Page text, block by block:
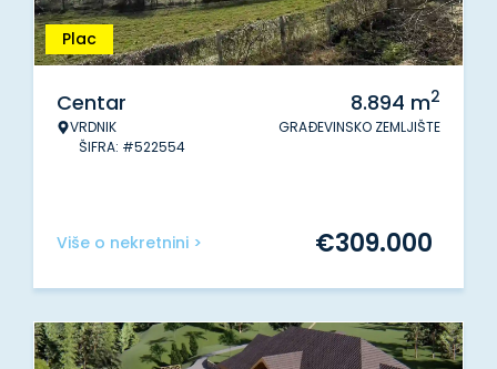
Plac
Centar
VRDNIK
ŠIFRA: #522554
8.894 m2
GRAĐEVINSKO ZEMLJIŠTE
Više o nekretnini > €309.000